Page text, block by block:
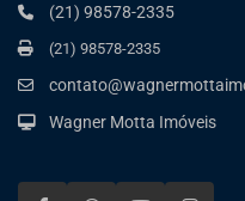
(21) 98578-2335
(21) 98578-2335
Wagner Motta Imóveis